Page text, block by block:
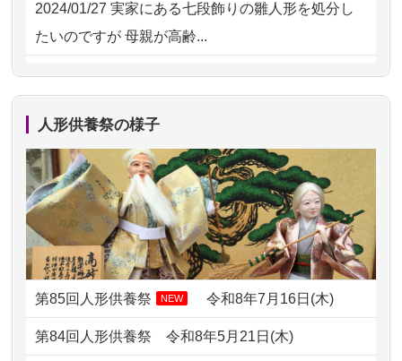
2026/07/13 遠方からでもご依頼出来る点と申込ま
での方法が...
2026/07/10家から近かったので。
2026/07/08誰も住んでいない実家の片付けを始め
ました。 ...
2026/07/069年間自由が丘店を見守ってくれてあり
がとう。
2026/07/05しっかりとお人形たちの供養をしてい
ただけると...
2024/01/27 実家にある七段飾りの雛人形を処分し
たいのですが 母親が高齢...
2024/01/13剥製の供養・処分をお願いできます
ですが？
2024/01/13お雛様のセットを供養・処分したいの
ですが、お雛様とお内裏様だ...
2024/01/13供養申込みの後、供養祭までお人形は
どうなってるのですか？
2024/01/13会社のようですが、きちんと供養して
人形供養祭の様子
第85回人形供養祭 NEW 令和8年7月16日(木)
第84回人形供養祭令和8年5月21日(木)